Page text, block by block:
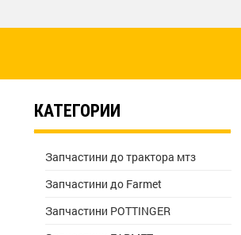
КАТЕГОРИИ
Запчастини до трактора мтз
Запчастини до Farmet
Запчастини POTTINGER